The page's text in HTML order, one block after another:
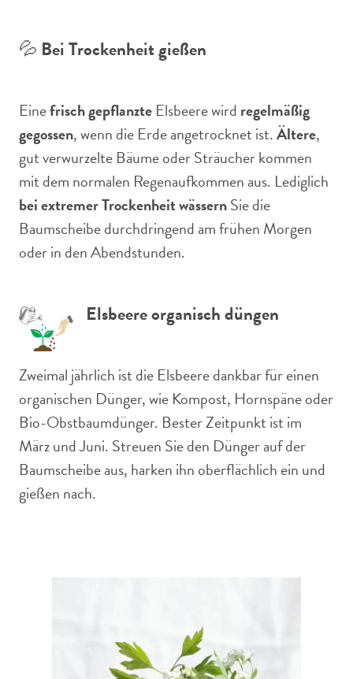
💦 Bei Trockenheit gießen
Einefrisch gepflanzte Elsbeere wird regelmäßig
gegossen, wenn die Erde angetrocknet ist.Ältere,
gut verwurzelte Bäume oder Sträucher kommen
mit dem normalen Regenaufkommen aus. Lediglich
bei extremer Trockenheit wässernSie die
Baumscheibe durchdringend am frühen Morgen
oder in den Abendstunden.
Elsbeere organisch düngen
Zweimal jährlich ist die Elsbeere dankbar für einen
organischen Dünger, wie Kompost, Hornspäne oder
Bio-Obstbaumdünger. Bester Zeitpunkt ist im
März und Juni. Streuen Sie den Dünger auf der
Baumscheibe aus, harken ihn oberflächlich ein und
gießen nach.